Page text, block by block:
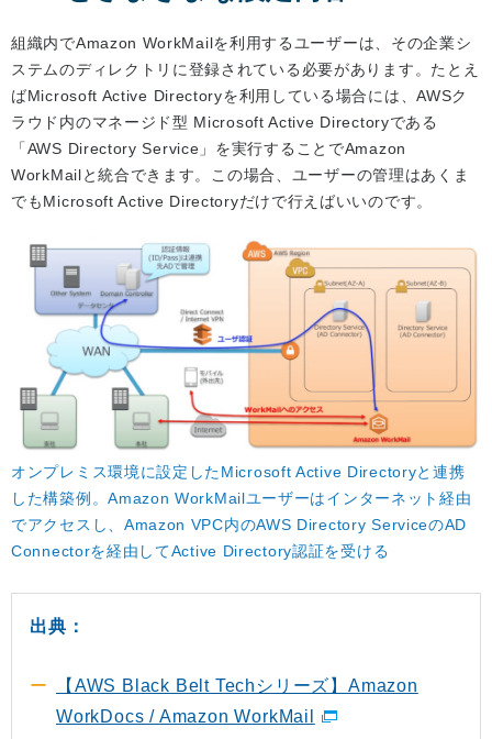
組織内でAmazon WorkMailを利用するユーザーは、その企業シ
ステムのディレクトリに登録されている必要があります。たとえ
ばMicrosoft Active Directoryを利用している場合には、AWSク
ラウド内のマネージド型 Microsoft Active Directoryである
「AWS Directory Service」を実行することでAmazon
WorkMailと統合できます。この場合、ユーザーの管理はあくま
でもMicrosoft Active Directoryだけで行えばいいのです。
オンプレミス環境に設定したMicrosoft Active Directoryと連携
した構築例。Amazon WorkMailユーザーはインターネット経由
でアクセスし、Amazon VPC内のAWS Directory ServiceのAD
Connectorを経由してActive Directory認証を受ける
出典：
【AWS Black Belt Techシリーズ】Amazon
WorkDocs / Amazon WorkMail